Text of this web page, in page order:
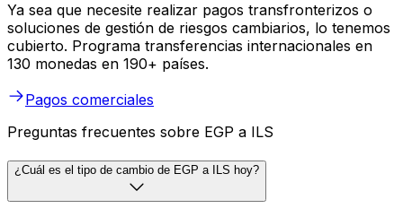
Ya sea que necesite realizar pagos transfronterizos o
soluciones de gestión de riesgos cambiarios, lo tenemos
cubierto. Programa transferencias internacionales en
130 monedas en 190+ países.
Pagos comerciales
Preguntas frecuentes sobre EGP a ILS
¿Cuál es el tipo de cambio de EGP a ILS hoy?